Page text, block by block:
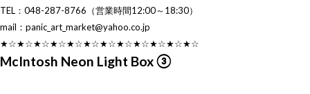
TEL：048-287-8766（営業時間12:00～18:30）
mail： panic_art_market@yahoo.co.jp
★☆★☆★☆★☆★☆★☆★☆★☆★☆★☆★☆★☆
McIntosh Neon Light Box ③